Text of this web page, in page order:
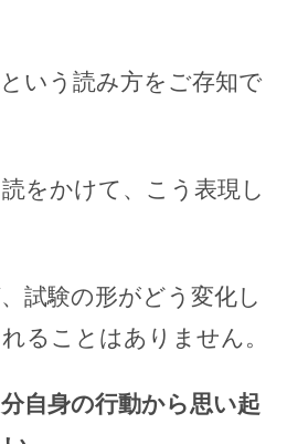
いう読み方をご存知で
をかけて、こう表現し
試験の形がどう変化し
ることはありません。
自身の行動から思い起